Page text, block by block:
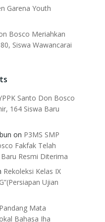
Garena Youth
Bosco Meriahkan
Siswa Wawancarai
Santo Don Bosco
164 Siswa Baru
on P3MS SMP
Fakfak Telah
Resmi Diterima
Rekoleksi Kelas IX
Ujian
Mata
Bahasa Iha